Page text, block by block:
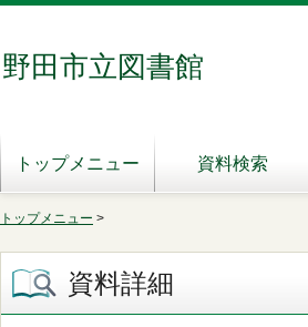
野田市立図書館
トップメニュー 資料検索
トップメニュー >
資料詳細